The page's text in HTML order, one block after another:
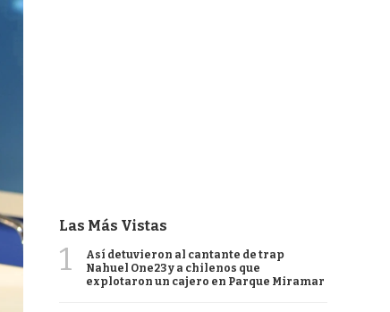
Las Más Vistas
1
Así detuvieron al cantante de trap
Nahuel One23 y a chilenos que
explotaron un cajero en Parque Miramar